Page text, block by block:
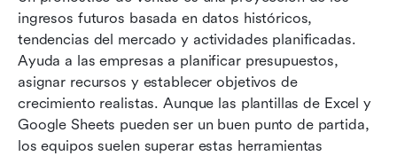
ingresos futuros basada en datos históricos,
tendencias del mercado y actividades planificadas.
Ayuda a las empresas a planificar presupuestos,
asignar recursos y establecer objetivos de
crecimiento realistas. Aunque las plantillas de Excel y
Google Sheets pueden ser un buen punto de partida,
los equipos suelen superar estas herramientas
Lark: Pronósticos dinámicos y colaborativos
más allá de las plantillas
Cómo crear un pronóstico de ventas en Lark
(paso a paso)
Casos de uso de pronósticos de ventas por